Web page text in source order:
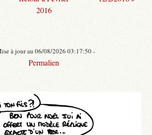
2016
à jour au 06/08/2026 03:17:50 -
Permalien